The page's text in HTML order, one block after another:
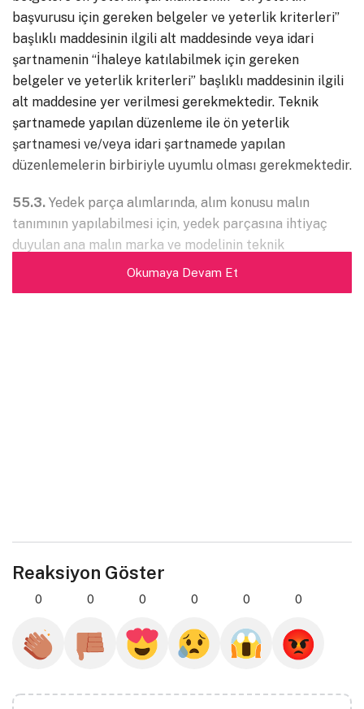
başvurusu için gereken belgeler ve yeterlik kriterleri”
başlıklı maddesinin ilgili alt maddesinde veya idari
şartnamenin “İhaleye katılabilmek için gereken
belgeler ve yeterlik kriterleri” başlıklı maddesinin ilgili
alt maddesine yer verilmesi gerekmektedir. Teknik
şartnamede yapılan düzenleme ile ön yeterlik
şartnamesi ve/veya idari şartnamede yapılan
düzenlemelerin birbiriyle uyumlu olması gerekmektedir.
55.3. Yedek parça alımlarında, alım konusu malın
tanımının yapılabilmesi için, yedek parçasına ihtiyaç
duyulan ana malın marka ve modelinin teknik
şartnamede belirtilmesi mümkündür.
Okumaya Devam Et
Reaksiyon Göster
0 0 0 0 0 0